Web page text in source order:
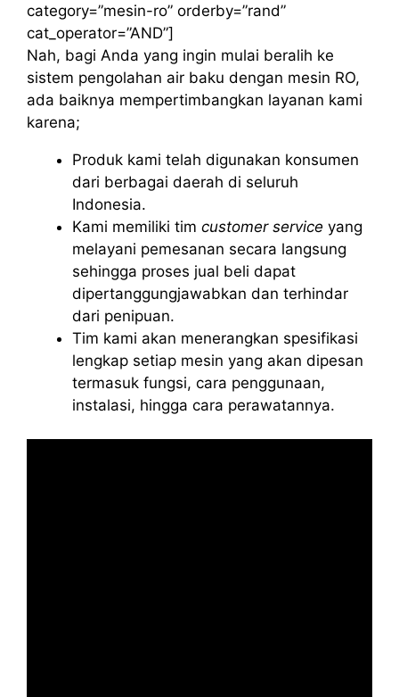
category=”mesin-ro” orderby=”rand”
cat_operator=”AND”]
Nah, bagi Anda yang ingin mulai beralih ke
sistem pengolahan air baku dengan mesin RO,
ada baiknya mempertimbangkan layanan kami
karena;
Produk kami telah digunakan konsumen
dari berbagai daerah di seluruh
Indonesia.
Kami memiliki tim customer service yang
melayani pemesanan secara langsung
sehingga proses jual beli dapat
dipertanggungjawabkan dan terhindar
dari penipuan.
Tim kami akan menerangkan spesifikasi
lengkap setiap mesin yang akan dipesan
termasuk fungsi, cara penggunaan,
instalasi, hingga cara perawatannya.